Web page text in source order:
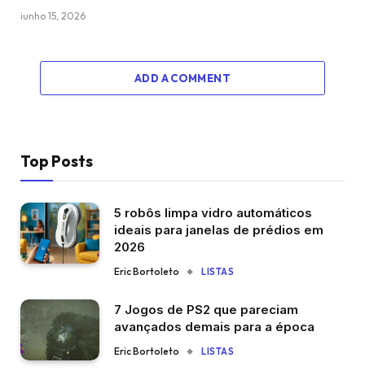
junho 15, 2026
ADD A COMMENT
Top Posts
5 robôs limpa vidro automáticos
ideais para janelas de prédios em
2026
Eric Bortoleto LISTAS
7 Jogos de PS2 que pareciam
avançados demais para a época
Eric Bortoleto LISTAS